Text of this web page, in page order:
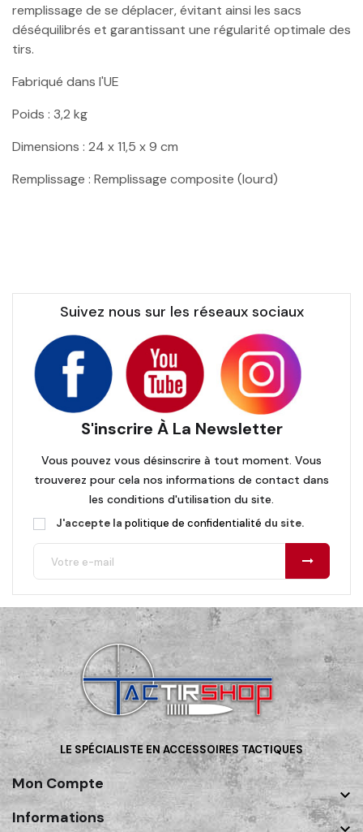
remplissage de se déplacer, évitant ainsi les sacs
déséquilibrés et garantissant une régularité optimale des
tirs.
Fabriqué dans l'UE
Poids : 3,2 kg
Dimensions : 24 x 11,5 x 9 cm
Remplissage : Remplissage composite (lourd)
Suivez nous sur les réseaux sociaux
S'inscrire À La Newsletter
Vous pouvez vous désinscrire à tout moment. Vous
trouverez pour cela nos informations de contact dans
les conditions d'utilisation du site.
J'accepte la politique de confidentialité du site.
LE SPÉCIALISTE EN ACCESSOIRES TACTIQUES
Mon Compte

Informations